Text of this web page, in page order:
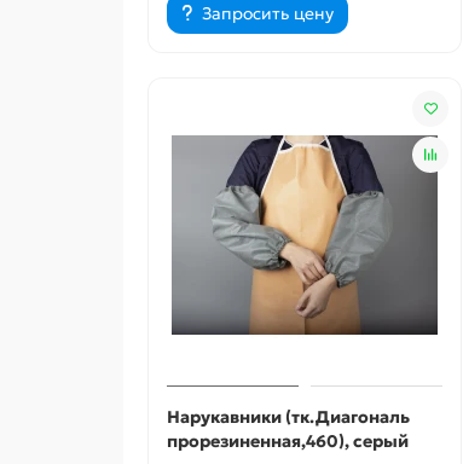
Запросить цену
Нарукавники (тк.Диагональ
прорезиненная,460), серый